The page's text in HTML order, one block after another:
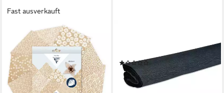
Fast ausverkauft
CLAIREFONTAINE
Motivpapier Faltpapier-
Sortiment Kraftpapier Floral,
60 Blatt
ab 9,13 €
lieferbar - in 3-4 Werktagen bei dir
(1)
4,39 €
(4,39 €/ 1 qm)
lieferbar - in 4-5 Werktagen bei dir